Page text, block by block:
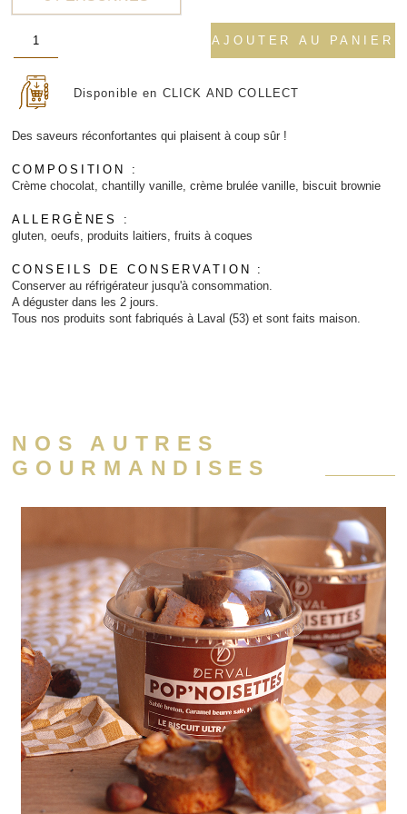
39,20 €
Disponible en CLICK AND COLLECT
Des saveurs réconfortantes qui plaisent à coup sûr !
COMPOSITION :
Crème chocolat, chantilly vanille, crème brulée vanille, biscuit brownie
ALLERGÈNES :
gluten, oeufs, produits laitiers, fruits à coques
CONSEILS DE CONSERVATION :
Conserver au réfrigérateur jusqu'à consommation.
A déguster dans les 2 jours.
Tous nos produits sont fabriqués à Laval (53) et sont faits maison.
quantité
sensation
AJOUTER AU PANIER
NOS AUTRES
GOURMANDISES